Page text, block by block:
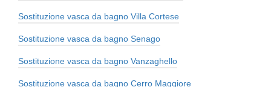
Sostituzione vasca da bagno Villa Cortese
Sostituzione vasca da bagno Senago
Sostituzione vasca da bagno Vanzaghello
Sostituzione vasca da bagno Cerro Maggiore